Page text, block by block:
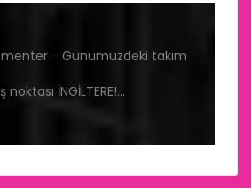
Günümüzdeki takım
noktası İNGİLTERE!…